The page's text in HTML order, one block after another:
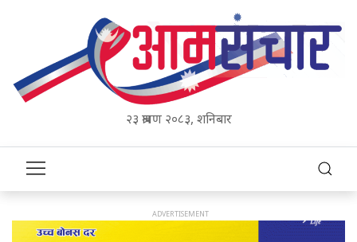
२३ श्रावण २०८३, शनिबार